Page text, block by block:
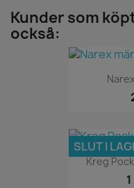
Kunder som
också:
Kreg
SLUT I